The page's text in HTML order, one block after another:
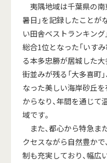
夷隅地域は千葉県の南
暑日」を記録したことが
い田舎ベストランキン
総合1位となった「いすみ
る本多忠勝が居城した
街並みが残る 「大多喜町」
なった美しい海岸砂丘を
からなり、年間を通じ
域です。
また、都心から特急ま
クセスながら自然豊か
制も充実しており、幅広